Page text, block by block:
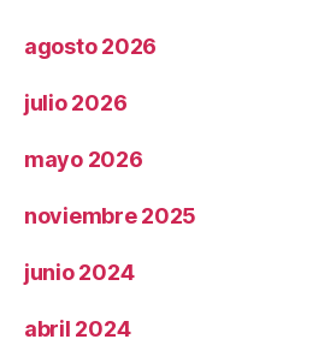
agosto 2026
julio 2026
mayo 2026
noviembre 2025
junio 2024
abril 2024